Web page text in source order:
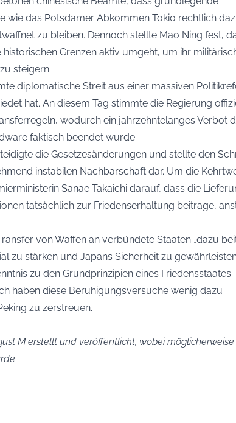
wie das Potsdamer Abkommen Tokio rechtlich
zu bleiben. Dennoch stellte Mao Ning fest,
Grenzen aktiv umgeht, um ihr
steigern.
diplomatische Streit aus einer massiven
hat. An diesem Tag stimmte die Regierung
wodurch ein jahrzehntelanges Verbot
faktisch beendet wurde.
die Gesetzesänderungen und stellte den
instabilen Nachbarschaft dar. Um die
Sanae Takaichi darauf, dass die
tatsächlich zur Friedenserhaltung beitrage,
von Waffen an verbündete Staaten „dazu
zu stärken und Japans Sicherheit zu
zu den Grundprinzipien eines Friedensstaates
haben diese Beruhigungsversuche wenig dazu
zu zerstreuen.
M erstellt und veröffentlicht, wobei möglicherweise